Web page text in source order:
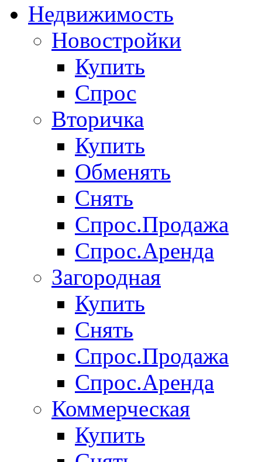
Недвижимость
Новостройки
Купить
Спрос
Вторичка
Купить
Обменять
Снять
Спрос.Продажа
Спрос.Аренда
Загородная
Купить
Снять
Спрос.Продажа
Спрос.Аренда
Коммерческая
Купить